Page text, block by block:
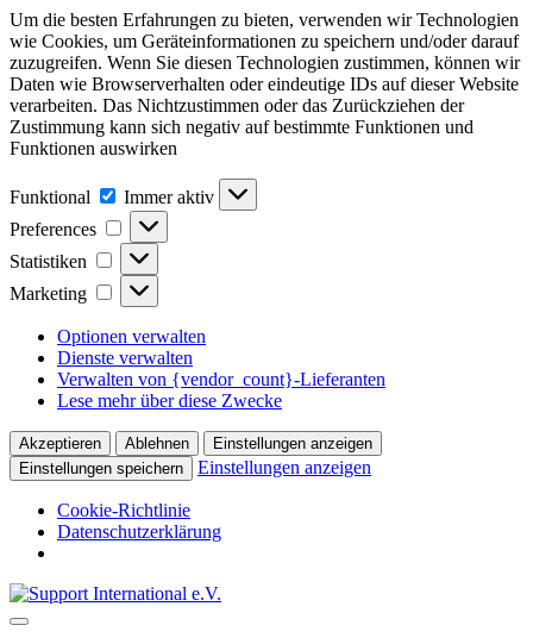
Um die besten Erfahrungen zu bieten, verwenden wir Technologien
wie Cookies, um Geräteinformationen zu speichern und/oder darauf
zuzugreifen. Wenn Sie diesen Technologien zustimmen, können wir
Daten wie Browserverhalten oder eindeutige IDs auf dieser Website
verarbeiten. Das Nichtzustimmen oder das Zurückziehen der
Zustimmung kann sich negativ auf bestimmte Funktionen und
Funktionen auswirken
Funktional Funktional
Immer aktiv
Preferences
Preferences
Statistiken Statistiken
Marketing Marketing
Optionen verwalten
Dienste verwalten
Verwalten von {vendor_count}-Lieferanten
Lese mehr über diese Zwecke
Akzeptieren Ablehnen
Einstellungen anzeigen
Einstellungen speichern
Einstellungen anzeigen
Cookie-Richtlinie
Datenschutzerklärung
↓
Skip